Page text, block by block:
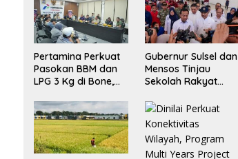
Pertamina Perkuat
Pasokan BBM dan
LPG 3 Kg di Bone,
Gubernur Sulsel dan
Mensos Tinjau
Sekolah Rakyat
Lahan untuk
Perluasan Akses
Pendidikan